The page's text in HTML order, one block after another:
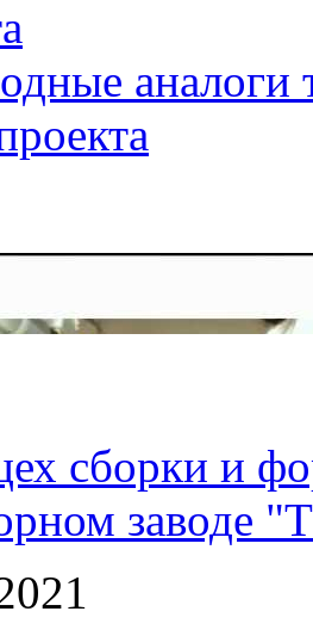
аналоги
сборки и
заводе